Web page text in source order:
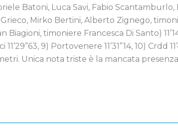
Batoni, Luca Savi, Fabio Scantamburlo,
Mirko Bertini, Alberto Zignego,
timoniere Francesca Di Santo)
11’29”63, 9) Portovenere 11’31”14, 10) Crdd
Unica nota triste è la mancata